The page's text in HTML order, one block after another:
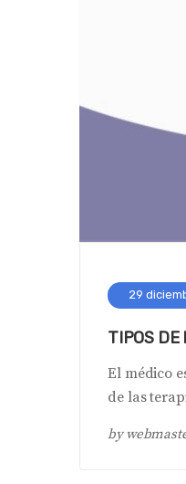
29
TIPOS DE
El médico
de las
by